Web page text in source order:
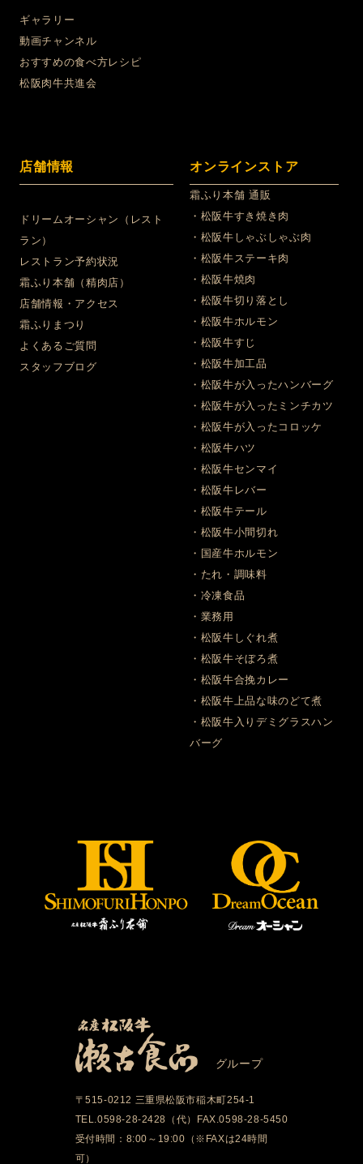
ギャラリー
動画チャンネル
おすすめの食べ方レシピ
松阪肉牛共進会
店舗情報
ドリームオーシャン（レスト
ラン）
レストラン予約状況
霜ふり本舗（精肉店）
店舗情報・アクセス
霜ふりまつり
よくあるご質問
スタッフブログ
オンラインストア
霜ふり本舗 通販
・松阪牛すき焼き肉
・松阪牛しゃぶしゃぶ肉
・松阪牛ステーキ肉
・松阪牛焼肉
・松阪牛切り落とし
・松阪牛ホルモン
・松阪牛すじ
・松阪牛加工品
・松阪牛が入ったハンバーグ
・松阪牛が入ったミンチカツ
・松阪牛が入ったコロッケ
・松阪牛ハツ
・松阪牛センマイ
・松阪牛レバー
・松阪牛テール
・松阪牛小間切れ
・国産牛ホルモン
・たれ・調味料
・冷凍食品
・業務用
・松阪牛しぐれ煮
・松阪牛そぼろ煮
・松阪牛合挽カレー
・松阪牛上品な味のどて煮
・松阪牛入りデミグラスハン
バーグ
グループ
〒515-0212 三重県松阪市稲木町254-1
TEL.0598-28-2428（代）FAX.0598-28-5450
受付時間：8:00～19:00（※FAXは24時間
可）